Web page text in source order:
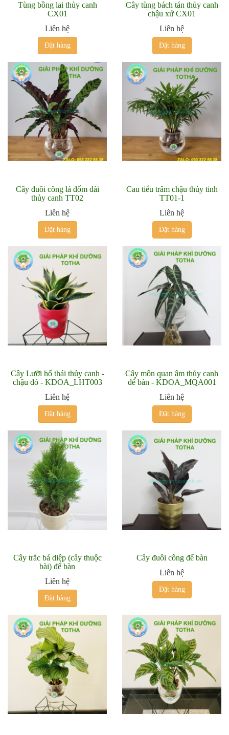
Tùng bồng lai thủy canh
CX01
Liên hệ
Đặt hàng
Cây tùng bách tán thủy canh
chậu xứ CX01
Liên hệ
Đặt hàng
Cây đuôi công lá đốm dài
thủy canh TT02
Liên hệ
Đặt hàng
Cau tiểu trâm chậu thủy tinh
TT01-1
Liên hệ
Đặt hàng
Cây Lưỡi hổ thái thủy canh -
chậu đỏ - KDOA_LHT003
Liên hệ
Đặt hàng
Cây môn quan âm thủy canh
để bàn - KDOA_MQA001
Liên hệ
Đặt hàng
Cây trắc bá diệp (cây thuộc
bài) để bàn
Liên hệ
Đặt hàng
Cây đuôi công để bàn
Liên hệ
Đặt hàng